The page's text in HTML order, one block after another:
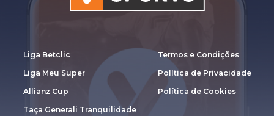
Liga Betclic
Liga Meu Super
Allianz Cup
Taça Generali Tranquilidade
Termos e Condições
Política de Privacidade
Política de Cookies